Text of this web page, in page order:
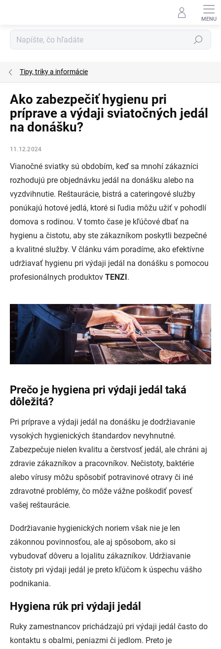
Hľadať
Tipy, triky a informácie
Ako zabezpečiť hygienu pri
príprave a výdaji sviatočných jedál
na donášku?
11.12.2024
Vianočné sviatky sú obdobím, keď sa mnohí zákazníci
rozhodujú pre objednávku jedál na donášku alebo na
vyzdvihnutie. Reštaurácie, bistrá a cateringové služby
ponúkajú hotové jedlá, ktoré si ľudia môžu užiť v pohodlí
domova s rodinou. V tomto čase je kľúčové dbať na
hygienu a čistotu, aby ste zákazníkom poskytli bezpečné
a kvalitné služby. V článku vám poradíme, ako efektívne
udržiavať hygienu pri výdaji jedál na donášku s pomocou
profesionálnych produktov TENZI.
Prečo je hygiena pri výdaji jedál taká
dôležitá?
Pri príprave a výdaji jedál na donášku je dodržiavanie
vysokých hygienických štandardov nevyhnutné.
Zabezpečuje nielen kvalitu a čerstvosť jedál, ale chráni aj
zdravie zákazníkov a pracovníkov. Nečistoty, baktérie
alebo vírusy môžu spôsobiť potravinové otravy či iné
zdravotné problémy, čo môže vážne poškodiť povesť
vašej reštaurácie.
Dodržiavanie hygienických noriem však nie je len
zákonnou povinnosťou, ale aj spôsobom, ako si
vybudovať dôveru a lojalitu zákazníkov. Udržiavanie
čistoty pri výdaji jedál je preto kľúčom k úspechu vášho
podnikania.
Hygiena rúk pri výdaji jedál
Ruky zamestnancov prichádzajú pri výdaji jedál často do
kontaktu s obalmi, peniazmi či jedlom. Preto je